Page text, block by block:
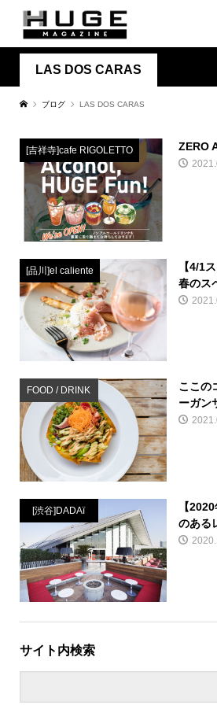
LAS DOS CARAS
ブログ LAS DOS CARAS
[吉祥寺]cafe RIGOLETTO ZERO
[品川]el caliente
【4/1
春のス
FOOD / DRINK
ここの
ーガン
[渋谷]DADAï
【
のある
サイト内検索